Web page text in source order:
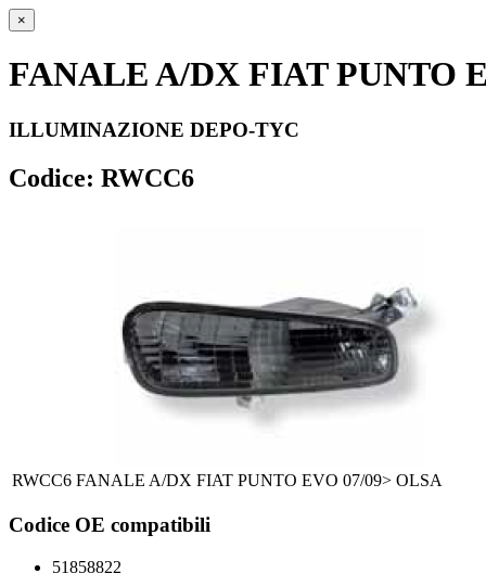
×
FANALE A/DX FIAT PUNTO
ILLUMINAZIONE DEPO-TYC
Codice: RWCC6
RWCC6 FANALE A/DX FIAT PUNTO EVO 07/09> OLSA
Codice OE compatibili
51858822